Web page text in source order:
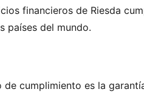
financieros de Riesda
países del mundo.
cumplimiento es la